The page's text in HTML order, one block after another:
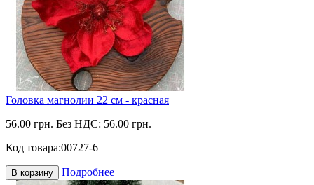
Головка магнолии 22 см - красная
56.00 грн. Без НДС: 56.00 грн.
Код товара:00727-6
В корзину Подробнее